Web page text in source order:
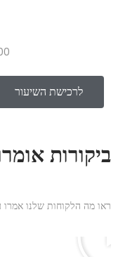
1500
לרכישת השיעור
ביקורות
ראו מה הלקוחות שלנו אמרו